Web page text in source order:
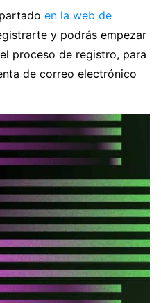
en la web de
y podrás empezar
proceso de registro, para
de correo electrónico